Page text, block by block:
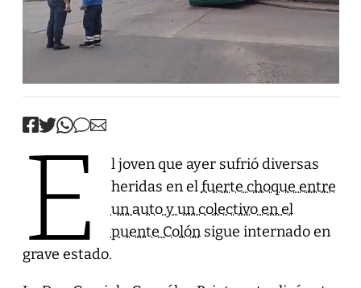
E
l joven que ayer sufrió diversas
heridas en elfuerte choque entre
un auto y un colectivo en el
puente Colónsigue internado en
grave estado.